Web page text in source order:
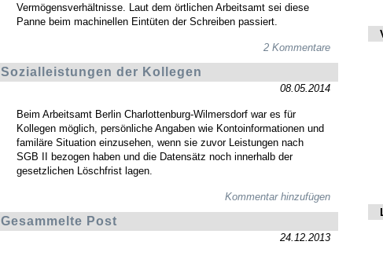
Vermögensverhältnisse. Laut dem örtlichen Arbeitsamt sei diese
Panne beim machinellen Eintüten der Schreiben passiert.
2 Kommentare
Sozialleistungen der Kollegen
08.05.2014
Beim Arbeitsamt Berlin Charlottenburg-Wilmersdorf war es für
Kollegen möglich, persönliche Angaben wie Kontoinformationen und
familäre Situation einzusehen, wenn sie zuvor Leistungen nach
SGB II bezogen haben und die Datensätz noch innerhalb der
gesetzlichen Löschfrist lagen.
Kommentar hinzufügen
Gesammelte Post
24.12.2013